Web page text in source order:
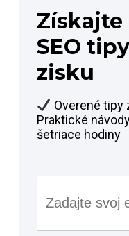
SEO
zisku
Overené tipy
Praktické
šetriace hodiny